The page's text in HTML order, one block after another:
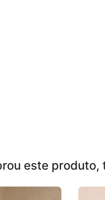
este produto,